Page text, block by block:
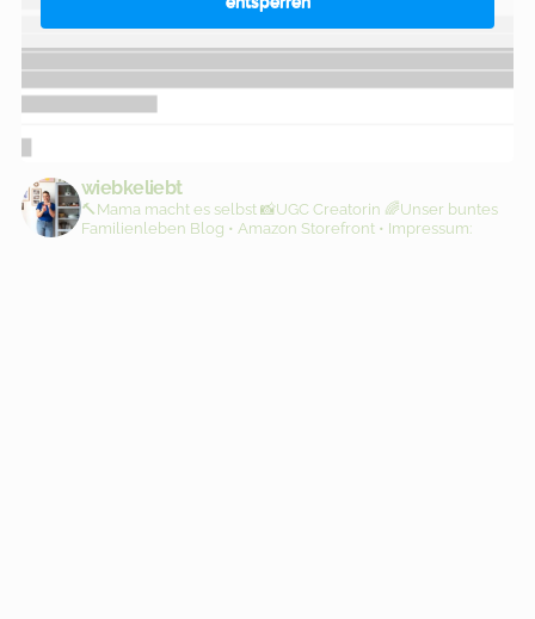
wiebkeliebt
🔨Mama macht es selbst📸UGC Creatorin 🌈Unser buntes
Familienleben Blog • Amazon Storefront • Impressum: